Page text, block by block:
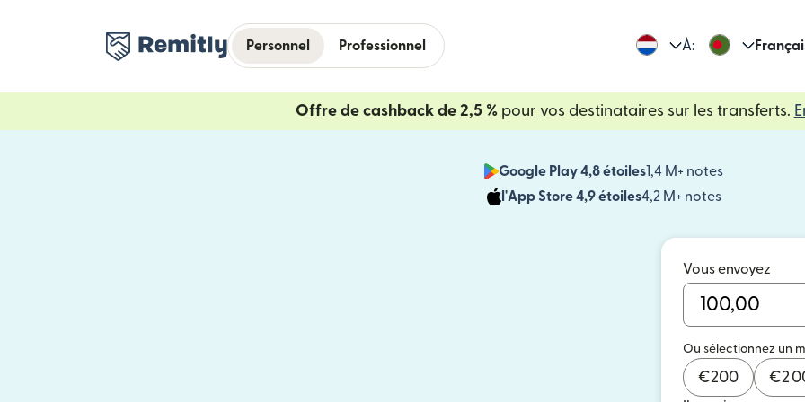
Personnel Professionnel À:
Offre de cashback de 2,5 %pour vos destinataires sur les transferts.
Google Play 4,8 étoiles1,4 M+ notes
l'App Store 4,9 étoiles4,2 M+ notes
(s'ouvre
Vous envoyez
Ou sélectionnez un
€200 €2